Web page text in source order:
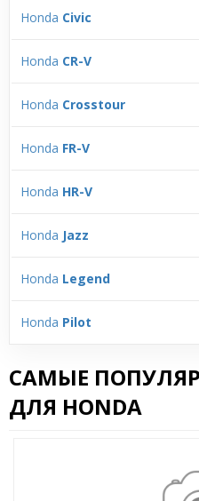
Honda Civic
Honda CR-V
Honda Crosstour
Honda FR-V
Honda HR-V
Honda Jazz
Honda Legend
Honda Pilot
САМЫЕ
ДЛЯ HONDA